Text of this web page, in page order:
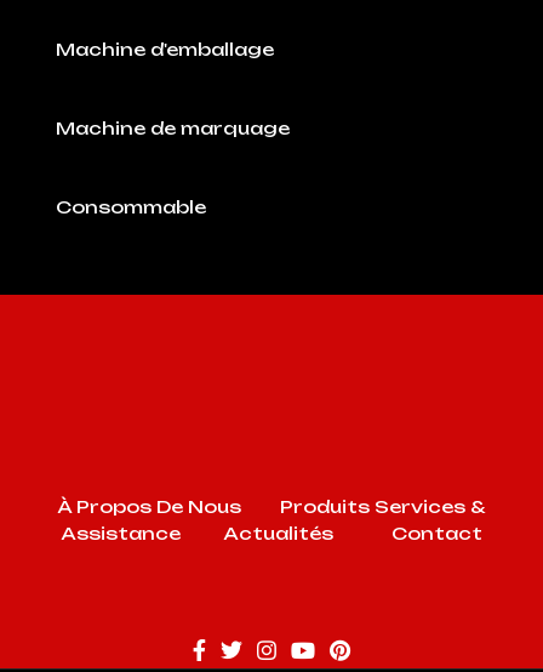
Machine d'emballage
Machine de marquage
Consommable
À Propos De Nous Produits Services &
Assistance Actualités Contact